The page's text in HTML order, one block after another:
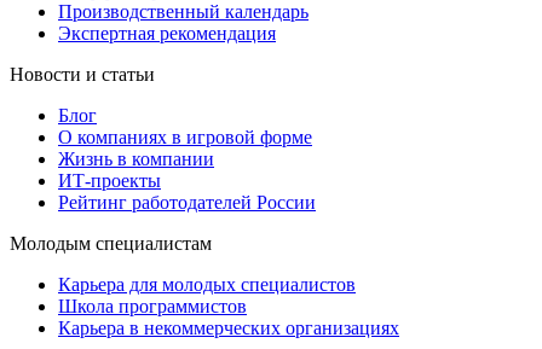
Производственный календарь
Экспертная рекомендация
Новости и статьи
Блог
О компаниях в игровой форме
Жизнь в компании
ИТ-проекты
Рейтинг работодателей России
Молодым специалистам
Карьера для молодых специалистов
Школа программистов
Карьера в некоммерческих организациях